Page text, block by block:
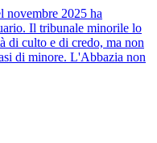
novembre 2025 ha
Il tribunale minorile lo
di culto e di credo, ma non
di minore. L'Abbazia non